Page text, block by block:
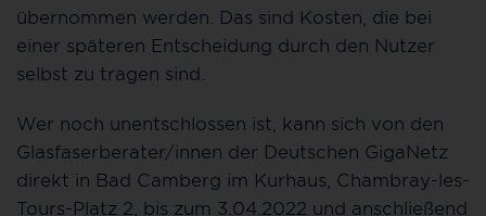
übernommen werden. Das sind Kosten, die bei
einer späteren Entscheidung durch den Nutzer
selbst zu tragen sind.
Wer noch unentschlossen ist, kann sich von den
Glasfaserberater/innen der Deutschen GigaNetz
direkt in Bad Camberg im Kurhaus, Chambray-les-
Tours-Platz 2, bis zum 3.04.2022 und anschließend